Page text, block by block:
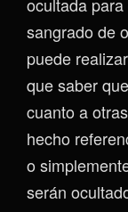
sangrado de
puede
que saber
cuanto a
hecho
o
serán